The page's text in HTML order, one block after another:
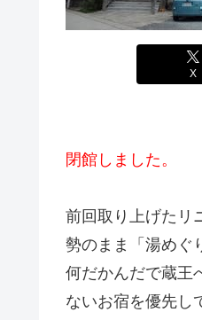
X
閉館しました。
前回取り上げたリ
勢のまま「湯めぐ
何だかんだで蔵王
ないお宿を優先し